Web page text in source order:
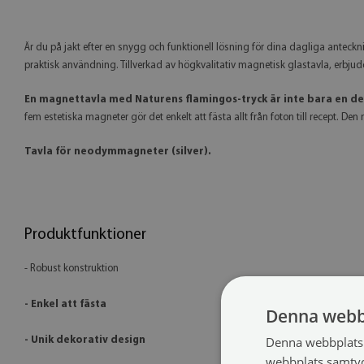
Är du på jakt efter en snygg och funktionell lösning för dina dagliga
praktisk användning. Tillverkad av högkvalitativ magnetisk glastavla,
En magnettavla med Naturens flamingos-tryck är inte bara en
fem estetiska magneter gör det enkelt att fästa allt från foton till recept.
Tavla för neodymmagneter (silver).
Produktfunktioner
- Robust konstruktion
- Enkel att fästa
- Unik dekorativ design
Denna
Denna